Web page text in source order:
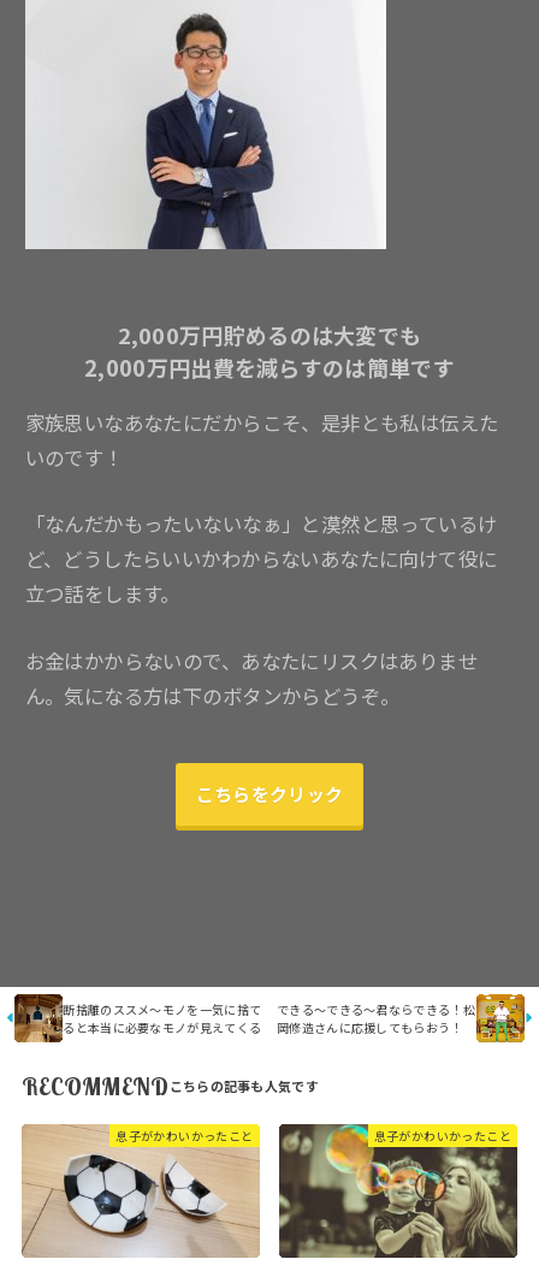
2,000万円貯めるのは大変でも
2,000万円出費を減らすのは簡単です
家族思いなあなたにだからこそ、是非とも私は伝えた
いのです！
「なんだかもったいないなぁ」と漠然と思っているけ
ど、どうしたらいいかわからないあなたに向けて役に
立つ話をします。
お金はかからないので、あなたにリスクはありませ
ん。気になる方は下のボタンからどうぞ。
こちらをクリック
断捨離のススメ～モノを一気に捨て
ると本当に必要なモノが見えてくる
できる～できる～君ならできる！松
岡修造さんに応援してもらおう！
RECOMMEND
息子がかわいかったこと 息子がかわいかったこと